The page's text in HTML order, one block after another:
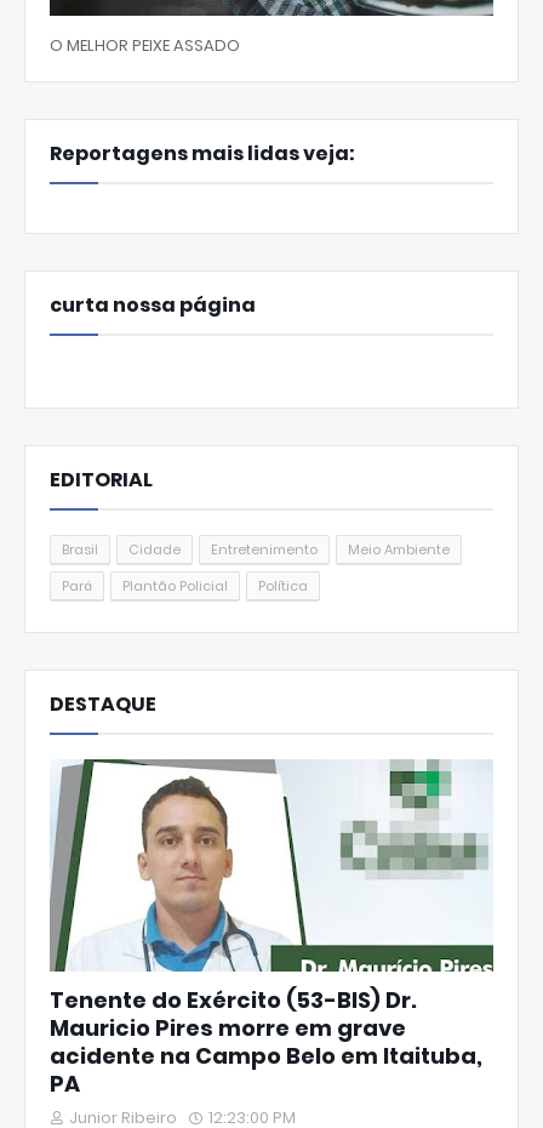
O MELHOR PEIXE ASSADO
Reportagens mais lidas veja:
curta nossa página
EDITORIAL
Brasil Cidade Entretenimento
Meio Ambiente
Pará
Plantão Policial Política
DESTAQUE
Tenente do Exército (53-BIS) Dr.
Mauricio Pires morre em grave
acidente na Campo Belo em Itaituba,
PA
Junior Ribeiro 12:23:00 PM